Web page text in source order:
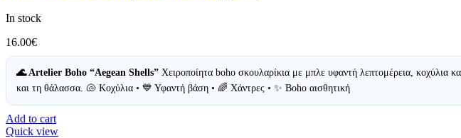
In stock
16.00€
🌊 Artelier Boho “Aegean Shells” Χειροποίητα boho σκουλαρίκια με μπλε υφαντή λεπτομέρεια, κοχύλια
και τη θάλασσα. 🐚 Κοχύλια • 💙 Υφαντή βάση • 🌈 Χάντρες • ✨ Boho αισθητική
Add to cart
Quick view